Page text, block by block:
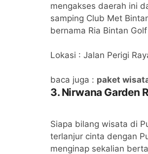
mengakses daerah ini
samping Club Met
bernama Ria Bintan
Lokasi : Jalan Perigi
baca juga : paket
3. Nirwana Garden
Siapa bilang wisata di
terlanjur cinta dengan
menginap sekalian